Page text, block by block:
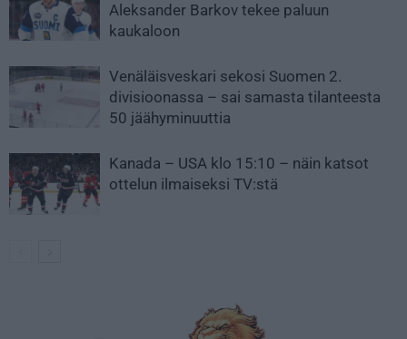
Aleksander Barkov tekee paluun
kaukaloon
Venäläisveskari sekosi Suomen 2.
divisioonassa – sai samasta tilanteesta
50 jäähyminuuttia
Kanada – USA klo 15:10 – näin katsot
ottelun ilmaiseksi TV:stä